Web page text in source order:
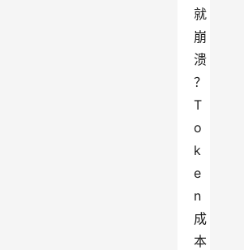
就
崩
溃
？
T
o
k
e
n
成
本